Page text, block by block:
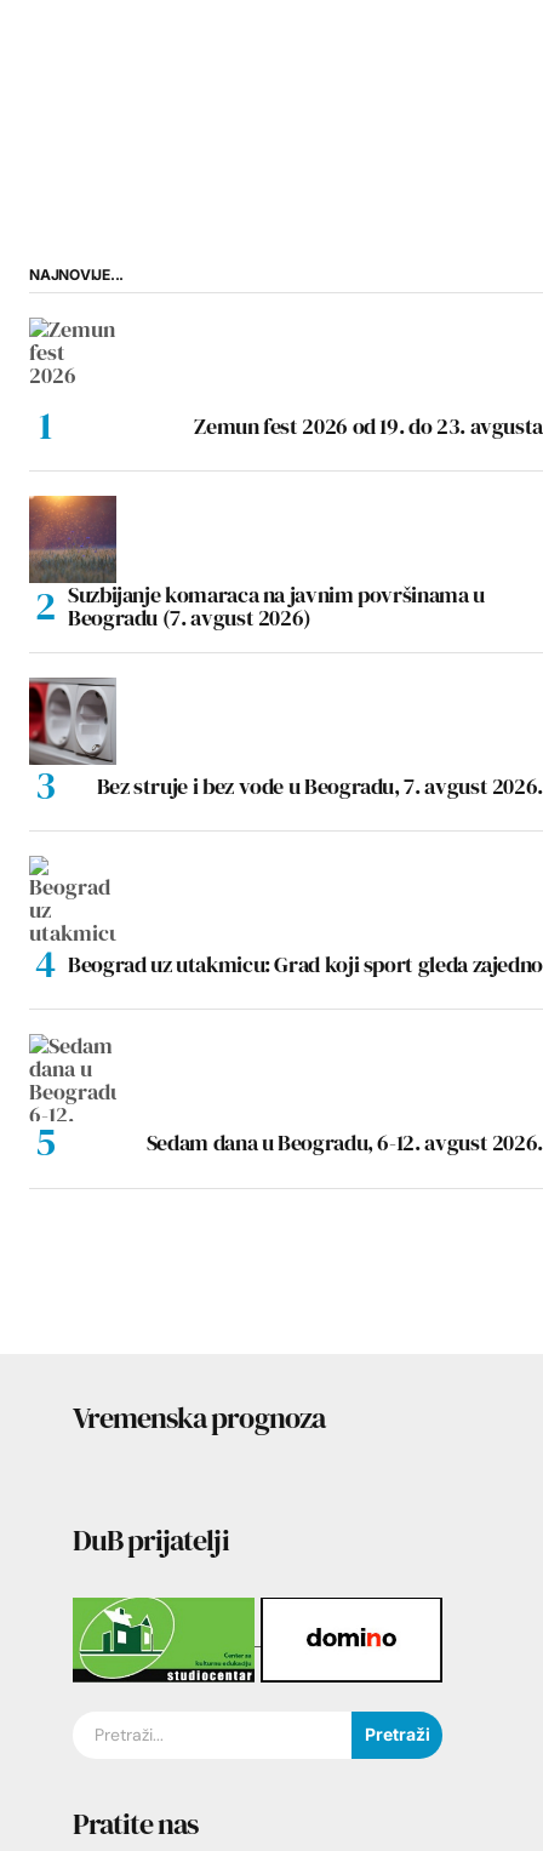
NAJNOVIJE...
Zemun fest 2026 od 19. do 23. avgusta
Suzbijanje komaraca na javnim površinama u
Beogradu (7. avgust 2026)
Bez struje i bez vode u Beogradu, 7. avgust 2026.
Beograd uz utakmicu: Grad koji sport gleda zajedno
Sedam dana u Beogradu, 6-12. avgust 2026.
Vremenska prognoza
DuB prijatelji
Pretraži
Pratite nas